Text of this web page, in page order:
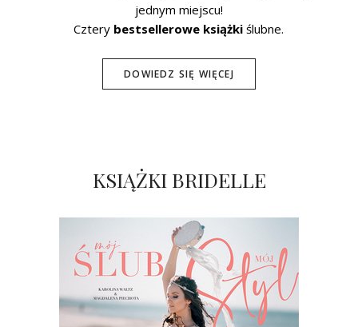
jednym miejscu!
Cztery bestsellerowe książki ślubne.
DOWIEDZ SIĘ WIĘCEJ
KSIĄŻKI BRIDELLE